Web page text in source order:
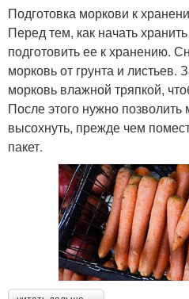
Подготовка моркови к
Перед тем, как начать
подготовить ее к хранению.
морковь от грунта и листьев.
морковь влажной тряпкой,
После этого нужно
высохнуть, прежде чем
пакет.